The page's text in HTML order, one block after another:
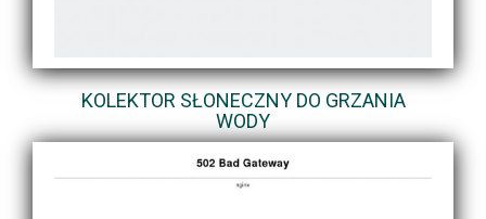
KOLEKTOR SŁONECZNY DO GRZANIA
WODY